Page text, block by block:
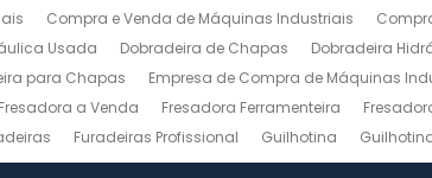
Compra e Venda de Máquinas Industriais
Usada Dobradeira de Chapas
Dobradeira
para Chapas
Empresa de Compra de Máquinas
Fresadora a Venda Fresadora Ferramenteira
Furadeiras Profissional Guilhotina
Maquinas para Marcenaria a Venda